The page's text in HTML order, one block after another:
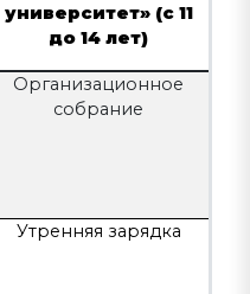
университет» (с 11
до 14 лет)
Организационное
собрание
Утренняя зарядка